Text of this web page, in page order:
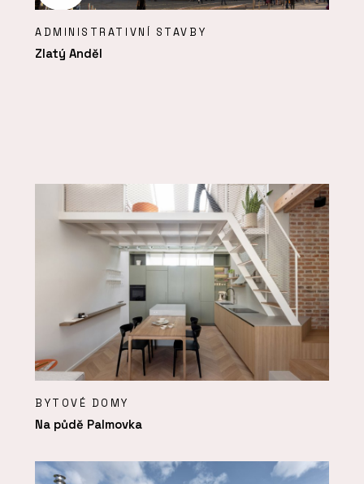
ADMINISTRATIVNÍ STAVBY
Zlatý Anděl
BYTOVÉ DOMY
Na půdě Palmovka